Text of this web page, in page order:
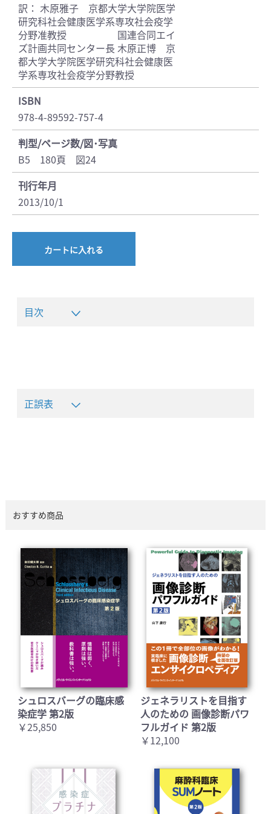
訳： 木原雅子 京都大学大学院医学
研究科社会健康医学系専攻社会疫学
分野准教授 国連合同エイ
ズ計画共同センター長 木原正博 京
都大学大学院医学研究科社会健康医
学系専攻社会疫学分野教授
ISBN
978-4-89592-757-4
判型/ページ数/図･写真
B5 180頁 図24
刊行年月
2013/10/1
カートに入れる
目次
正誤表
おすすめ商品
シュロスバーグの臨床感
染症学 第2版
￥25,850
ジェネラリストを目指す
人のための 画像診断パワ
フルガイド 第2版
￥12,100